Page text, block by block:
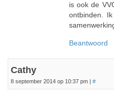
is ook de
ontbinden.
Beantwoord
Cathy
8 september 2014 op 10:37 pm | #